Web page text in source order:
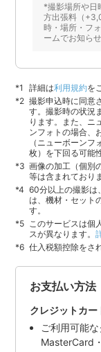
*撮影場所や日
方出張料（
時・場所・フ
ームでお知らせ
詳細は利用規約を
撮影申込時に同意
す。撮影時の状況
ります。また、ニ
ンフォトの場合、
（ニューボーン
枚）を下回る可能
画像の加工（個別
等は含まれており
60分以上の撮影は
は、機材・セット
す。
このサービスは個
スが異なります。
仕入税額控除をさ
お支払い方法
クレジットカー
ご利用可能
MasterCard